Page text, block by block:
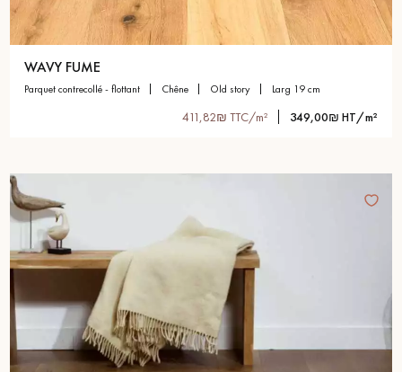
WAVY FUME
parquet contrecollé - flottant chêne old story larg 19 cm
411,82₪ TTC/m² 349,00₪ HT/m²